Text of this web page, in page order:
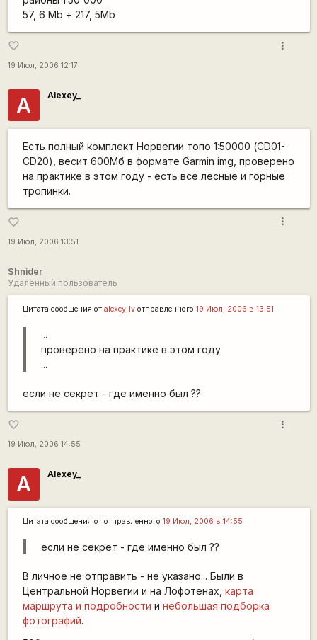
57, 6 Mb + 217, 5Mb
favorite_border
19 Июл, 2006 12:17
more_vert
A Alexey_
Есть полный комплект Норвегии топо 1:50000 (CD01-
CD20), весит 600Мб в формате Garmin img, проверено
на практике в этом году - есть все лесные и горные
тропинки.
favorite_border
19 Июл, 2006 13:51
more_vert
Shnider
Удалённый пользователь
Цитата сообщения от alexey_lvотправленного 19 Июл, 2006 в 13:51
...
проверено на практике в этом году
...
если не секрет - где именно был ??
favorite_border
19 Июл, 2006 14:55
more_vert
A Alexey_
Цитата сообщения от отправленного 19 Июл, 2006 в 14:55
если не секрет - где именно был ??
В личное не отправить - не указано... Были в
Центральной Норвегии и на Лофотенах, карта
маршрута и подробности и небольшая подборка
фотографий.